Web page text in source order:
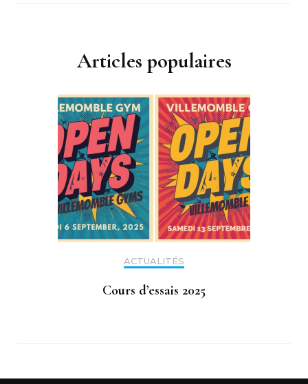
Articles populaires
ACTUALITÉS
Cours d’essais 2025